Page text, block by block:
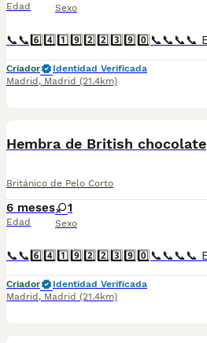
Edad Sexo
Criador
Identidad Verificada
Madrid , Madrid (21.4km)
Hembra de British chocolate
Británico de Pelo Corto
6 meses
Edad
1
Sexo
Criador
Identidad Verificada
Madrid , Madrid (21.4km)